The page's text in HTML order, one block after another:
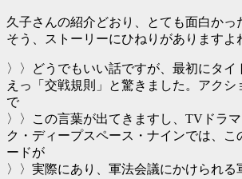
久子さんの紹介どおり、とても面白かっ
そう、ストーリーにひねりがありますよ
〉〉どうでもいい話ですが、最初にタイ
えっ「交戦規則」と驚きました。アクシ
で
〉〉この言葉が出てきますし、TVドラ
ク・ディープスペース・ナインでは、こ
ードが
〉〉実際にあり、軍法会議にかけられる